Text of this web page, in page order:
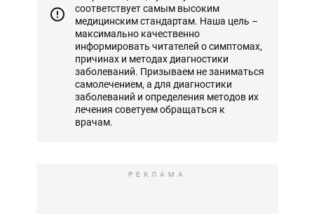
соответствует самым высоким
медицинским стандартам. Наша цель –
максимально качественно
информировать читателей о симптомах,
причинах и методах диагностики
заболеваний. Призываем не заниматься
самолечением, а для диагностики
заболеваний и определения методов их
лечения советуем обращаться к
врачам.
РЕКЛАМА